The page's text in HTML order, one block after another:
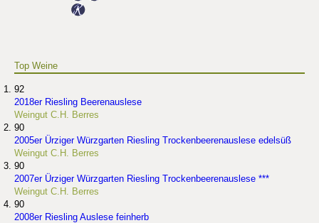
Top Weine
92
2018er Riesling Beerenauslese
Weingut C.H. Berres
90
2005er Ürziger Würzgarten Riesling Trockenbeerenauslese edelsüß
Weingut C.H. Berres
90
2007er Ürziger Würzgarten Riesling Trockenbeerenauslese ***
Weingut C.H. Berres
90
2008er Riesling Auslese feinherb